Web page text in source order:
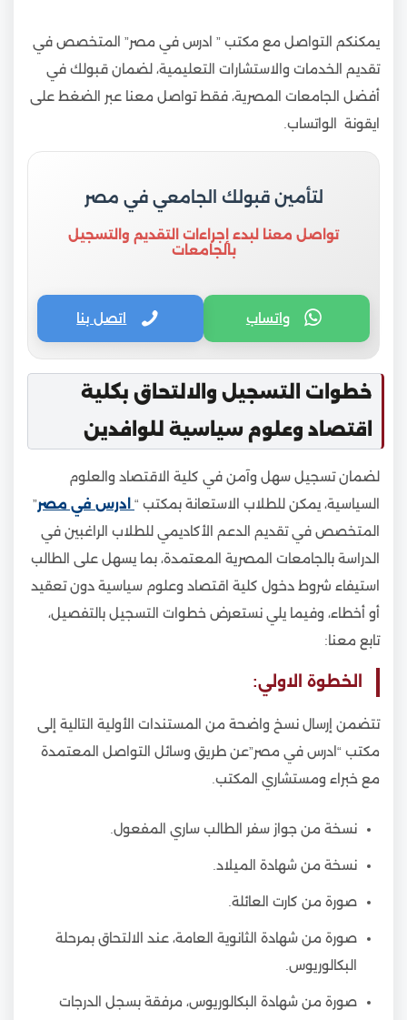
يمكنكم التواصل مع مكتب ” ادرس في مصر” المتخصص في
تقديم الخدمات والاستشارات التعليمية، لضمان قبولك في
أفضل الجامعات المصرية، فقط تواصل معنا عبر الضغط على
ايقونة الواتساب.
لتأمين قبولك الجامعي في مصر
تواصل معنا لبدء إجراءات التقديم والتسجيل
بالجامعات
واتساب اتصل بنا
خطوات التسجيل والالتحاق بكلية
اقتصاد وعلوم سياسية للوافدين
لضمان تسجيل سهل وآمن في كلية الاقتصاد والعلوم
السياسية، يمكن للطلاب الاستعانة بمكتب “ ادرس في مصر”
المتخصص في تقديم الدعم الأكاديمي للطلاب الراغبين في
الدراسة بالجامعات المصرية المعتمدة، بما يسهل على الطالب
استيفاء شروط دخول كلية اقتصاد وعلوم سياسية دون تعقيد
أو أخطاء، وفيما يلي نستعرض خطوات التسجيل بالتفصيل،
تابع معنا:
الخطوة الاولي:
تتضمن إرسال نسخ واضحة من المستندات الأولية التالية إلى
مكتب “ادرس في مصر”عن طريق وسائل التواصل المعتمدة
مع خبراء ومستشاري المكتب.
نسخة من جواز سفر الطالب ساري المفعول.
نسخة من شهادة الميلاد.
صورة من كارت العائلة.
صورة من شهادة الثانوية العامة، عند الالتحاق بمرحلة
البكالوريوس.
صورة من شهادة البكالوريوس، مرفقة بسجل الدرجات